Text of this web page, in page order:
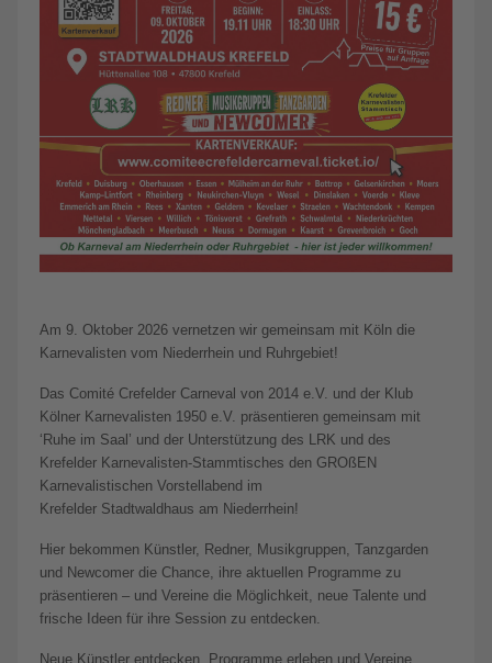
Am 9. Oktober 2026 vernetzen wir gemeinsam mit Köln die
Karnevalisten vom Niederrhein und Ruhrgebiet!
Das Comité Crefelder Carneval von 2014 e.V. und der Klub
Kölner Karnevalisten 1950 e.V. präsentieren gemeinsam mit
‘Ruhe im Saal’ und der Unterstützung des LRK und des
Krefelder Karnevalisten-Stammtisches den GROßEN
Karnevalistischen Vorstellabend im
Krefelder Stadtwaldhaus am Niederrhein!
Hier bekommen Künstler, Redner, Musikgruppen, Tanzgarden
und Newcomer die Chance, ihre aktuellen Programme zu
präsentieren – und Vereine die Möglichkeit, neue Talente und
frische Ideen für ihre Session zu entdecken.
Neue Künstler entdecken, Programme erleben und Vereine